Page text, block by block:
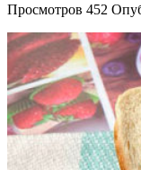
Просмотров 452